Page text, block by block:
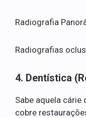
Radiografia
Radiografias
4. Dentística
Sabe aquela cárie
cobre